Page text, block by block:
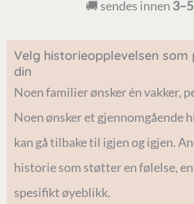
🚚 sendes innen
Velg historieopplevelsen som
din
Noen familier ønsker én vakker,
Noen ønsker et gjennomgående
kan gå tilbake til igjen og igjen.
historie som støtter en følelse,
spesifikt øyeblikk.